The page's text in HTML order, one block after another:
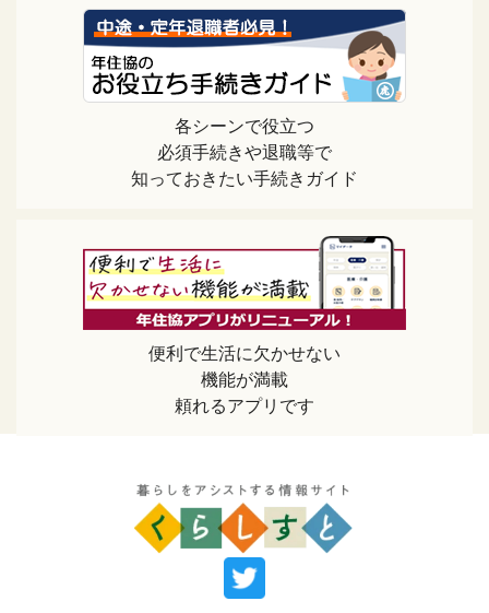
各シーンで役立つ
必須手続きや退職等で
知っておきたい手続きガイド
便利で生活に欠かせない
機能が満載
頼れるアプリです